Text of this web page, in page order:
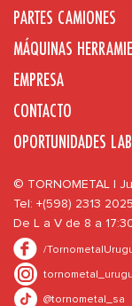
PARTES CAMIONES
MÁQUINAS
EMPRESA
CONTACTO
OPORTUNIDADES
© TORNOMETAL |
Tel: +(598) 2313
De L a V de 8 a
/
@tornometal_sa